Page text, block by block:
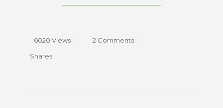
6020 Views
2 Comments
Shares